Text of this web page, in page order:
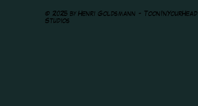
© 2025 by Henri Goldsmann - ToonInYourHead
Studios